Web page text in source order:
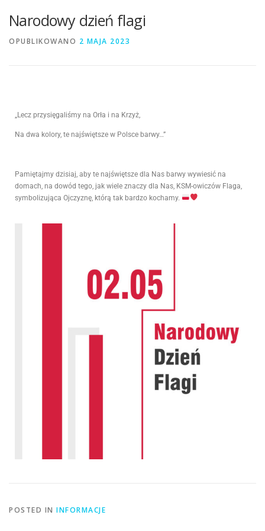
Narodowy dzień flagi
OPUBLIKOWANO 2 MAJA 2023
„Lecz przysięgaliśmy na Orła i na Krzyż,
Na dwa kolory, te najświętsze w Polsce barwy…”
Pamiętajmy dzisiaj, aby te najświętsze dla Nas barwy wywiesić na
domach, na dowód tego, jak wiele znaczy dla Nas, KSM-owiczów Flaga,
symbolizująca Ojczyznę, którą tak bardzo kochamy.
POSTED IN INFORMACJE